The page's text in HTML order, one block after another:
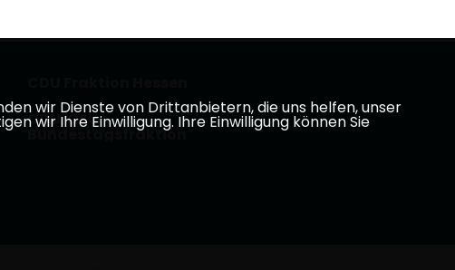
CDU/CSU
Bundestagsfraktion
wir Dienste von Drittanbietern, die uns helfen, unser
wir Ihre Einwilligung. Ihre Einwilligung können Sie